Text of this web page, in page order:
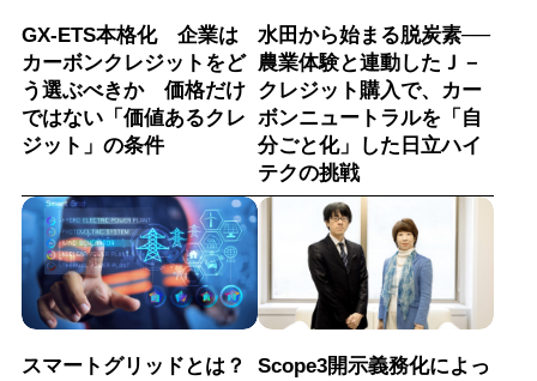
GX-ETS本格化 企業は
カーボンクレジットをど
う選ぶべきか 価格だけ
ではない「価値あるクレ
ジット」の条件
水田から始まる脱炭素──
農業体験と連動したＪ－
クレジット購入で、カー
ボンニュートラルを「自
分ごと化」した日立ハイ
テクの挑戦
スマートグリッドとは？
Scope3開示義務化によっ